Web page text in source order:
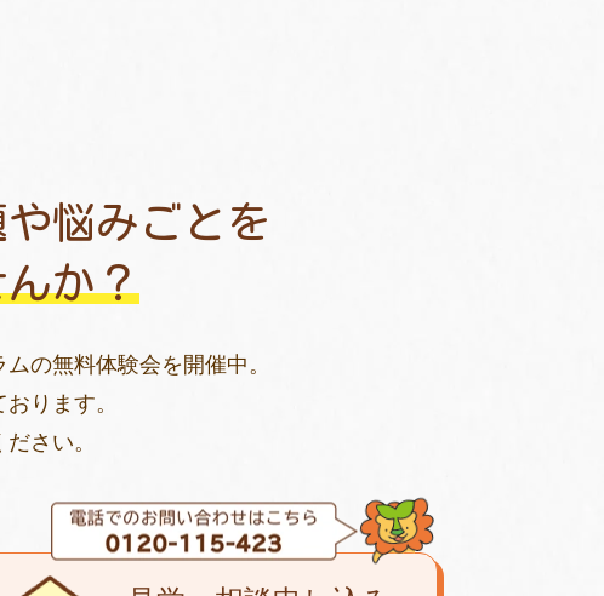
悩みごとを
か？
の無料体験会を開催中。
ります。
さい。